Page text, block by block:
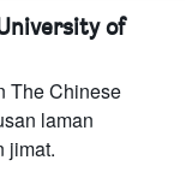
of
The Chinese
laman
jimat.